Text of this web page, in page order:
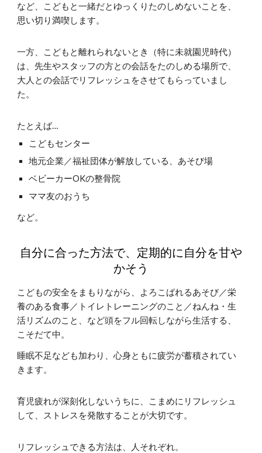
など、こどもと一緒だとゆっくりたのしめないことを、
思い切り満喫します。
一方、こどもと離れられないとき（特に未就園児時代）
は、先生やスタッフの方との会話をたのしめる場所で、
大人との会話でリフレッシュをさせてもらっていまし
た。
たとえば…
こどもセンター
地元企業／福祉団体が解放している、あそび場
ベビーカーOKの整骨院
ママ友のおうち
など。
自分に合った方法で、定期的に自分を甘や
かそう
こどもの安全をまもりながら、よろこばれるあそび／栄
養のある食事／トイレトレーニングのこと／ねんね・生
活リズムのこと、など頭をフル回転しながら生活する、
こそだて中。
睡眠不足なども加わり、心身ともに疲労が蓄積されてい
きます。
育児疲れが深刻化しないうちに、こまめにリフレッシュ
して、ストレスを発散することが大切です。
リフレッシュできる方法は、人それぞれ。